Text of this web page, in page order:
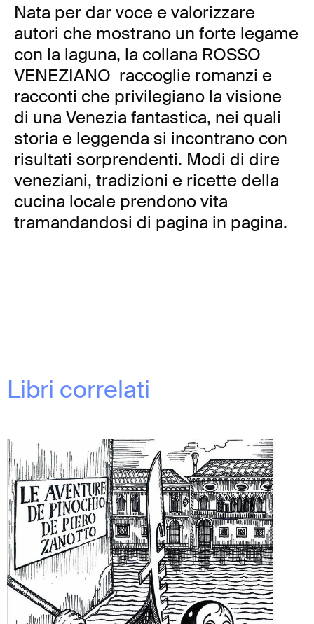
Nata per dar voce e valorizzare
autori che mostrano un forte legame
con la laguna, la collana ROSSO
VENEZIANO raccoglie romanzi e
racconti che privilegiano la visione
di una Venezia fantastica, nei quali
storia e leggenda si incontrano con
risultati sorprendenti. Modi di dire
veneziani, tradizioni e ricette della
cucina locale prendono vita
tramandandosi di pagina in pagina.
Libri correlati